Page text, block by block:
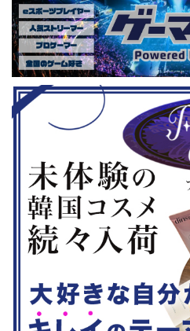
ゲーム、長
ム） 注目
セット』
ホラーゲー
『鉄拳8
しめるイベントにな
す。 ちなみに、ゲス
ーである蝶野正洋さ
なるそうです。トー
場しますよ。 この記
大会参加者は60歳以
選あり。予選は8月
22日。本戦は9月22